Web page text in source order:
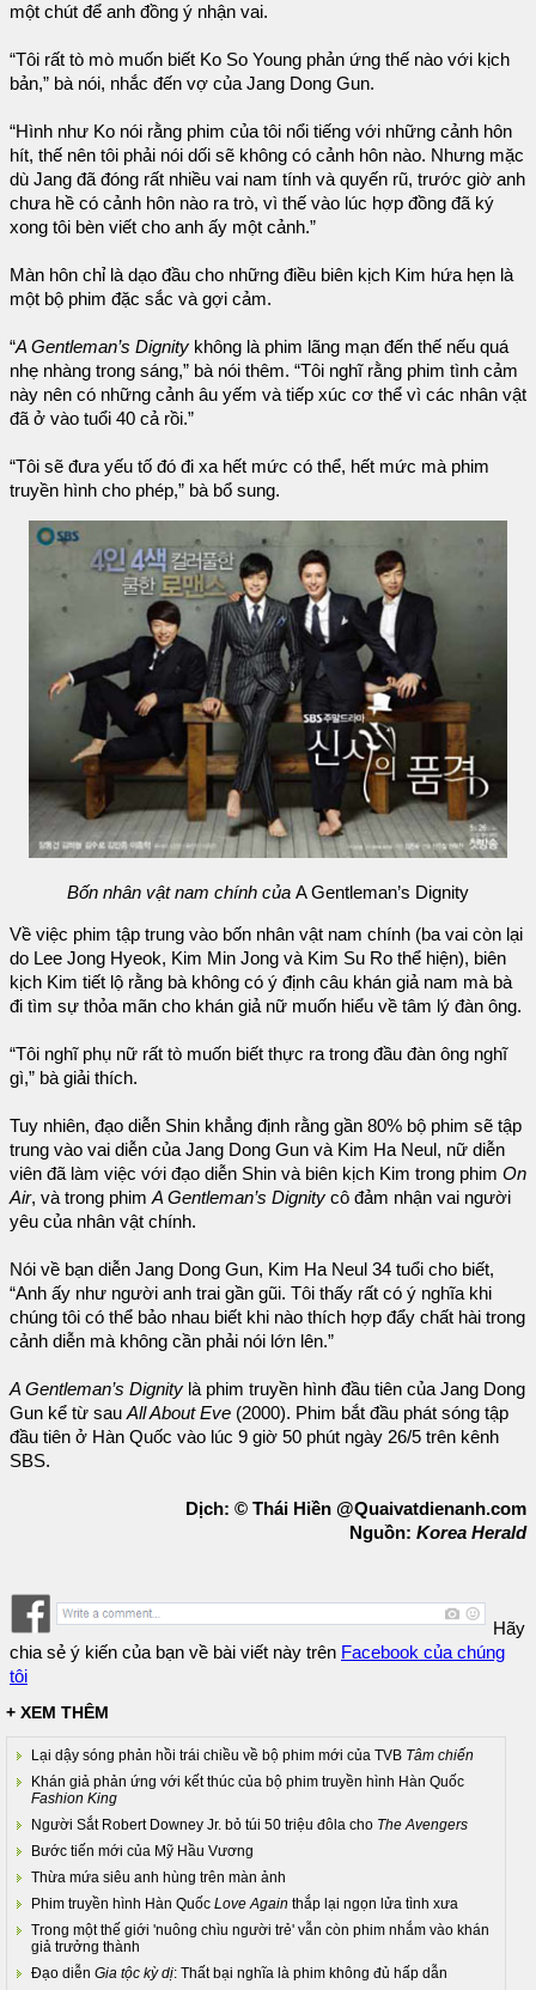
một chút để anh đồng ý nhận vai.
“Tôi rất tò mò muốn biết Ko So Young phản ứng thế nào với kịch
bản,” bà nói, nhắc đến vợ của Jang Dong Gun.
“Hình như Ko nói rằng phim của tôi nổi tiếng với những cảnh hôn
hít, thế nên tôi phải nói dối sẽ không có cảnh hôn nào. Nhưng mặc
dù Jang đã đóng rất nhiều vai nam tính và quyến rũ, trước giờ anh
chưa hề có cảnh hôn nào ra trò, vì thế vào lúc hợp đồng đã ký
xong tôi bèn viết cho anh ấy một cảnh.”
Màn hôn chỉ là dạo đầu cho những điều biên kịch Kim hứa hẹn là
một bộ phim đặc sắc và gợi cảm.
“A Gentleman’s Dignity không là phim lãng mạn đến thế nếu quá
nhẹ nhàng trong sáng,” bà nói thêm. “Tôi nghĩ rằng phim tình cảm
này nên có những cảnh âu yếm và tiếp xúc cơ thể vì các nhân vật
đã ở vào tuổi 40 cả rồi.”
“Tôi sẽ đưa yếu tố đó đi xa hết mức có thể, hết mức mà phim
truyền hình cho phép,” bà bổ sung.
Bốn nhân vật nam chính của A Gentleman’s Dignity
Về việc phim tập trung vào bốn nhân vật nam chính (ba vai còn lại
do Lee Jong Hyeok, Kim Min Jong và Kim Su Ro thể hiện), biên
kịch Kim tiết lộ rằng bà không có ý định câu khán giả nam mà bà
đi tìm sự thỏa mãn cho khán giả nữ muốn hiểu về tâm lý đàn ông.
“Tôi nghĩ phụ nữ rất tò muốn biết thực ra trong đầu đàn ông nghĩ
gì,” bà giải thích.
Tuy nhiên, đạo diễn Shin khẳng định rằng gần 80% bộ phim sẽ tập
trung vào vai diễn của Jang Dong Gun và Kim Ha Neul, nữ diễn
viên đã làm việc với đạo diễn Shin và biên kịch Kim trong phim On
Air, và trong phim A Gentleman’s Dignity cô đảm nhận vai người
yêu của nhân vật chính.
Nói về bạn diễn Jang Dong Gun, Kim Ha Neul 34 tuổi cho biết,
“Anh ấy như người anh trai gần gũi. Tôi thấy rất có ý nghĩa khi
chúng tôi có thể bảo nhau biết khi nào thích hợp đẩy chất hài trong
cảnh diễn mà không cần phải nói lớn lên.”
A Gentleman’s Dignity là phim truyền hình đầu tiên của Jang Dong
Gun kể từ sau All About Eve (2000). Phim bắt đầu phát sóng tập
đầu tiên ở Hàn Quốc vào lúc 9 giờ 50 phút ngày 26/5 trên kênh
SBS.
Dịch: © Thái Hiền @Quaivatdienanh.com
Nguồn: Korea Herald
Hãy
chia sẻ ý kiến của bạn về bài viết này trên Facebook của chúng
tôi
+ XEM THÊM
Lại dậy sóng phản hồi trái chiều về bộ phim mới của TVB Tâm chiến
Khán giả phản ứng với kết thúc của bộ phim truyền hình Hàn Quốc
Fashion King
Người Sắt Robert Downey Jr. bỏ túi 50 triệu đôla cho The Avengers
Bước tiến mới của Mỹ Hầu Vương
Thừa mứa siêu anh hùng trên màn ảnh
Phim truyền hình Hàn Quốc Love Again thắp lại ngọn lửa tình xưa
Trong một thế giới 'nuông chìu người trẻ' vẫn còn phim nhắm vào khán
giả trưởng thành
Đạo diễn Gia tộc kỳ dị: Thất bại nghĩa là phim không đủ hấp dẫn